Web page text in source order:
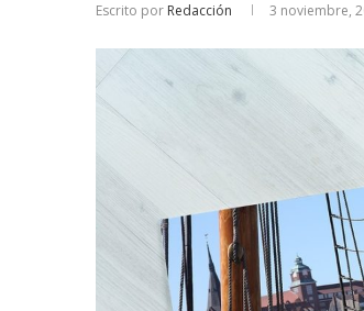
Escrito por Redacción 3 noviembre,